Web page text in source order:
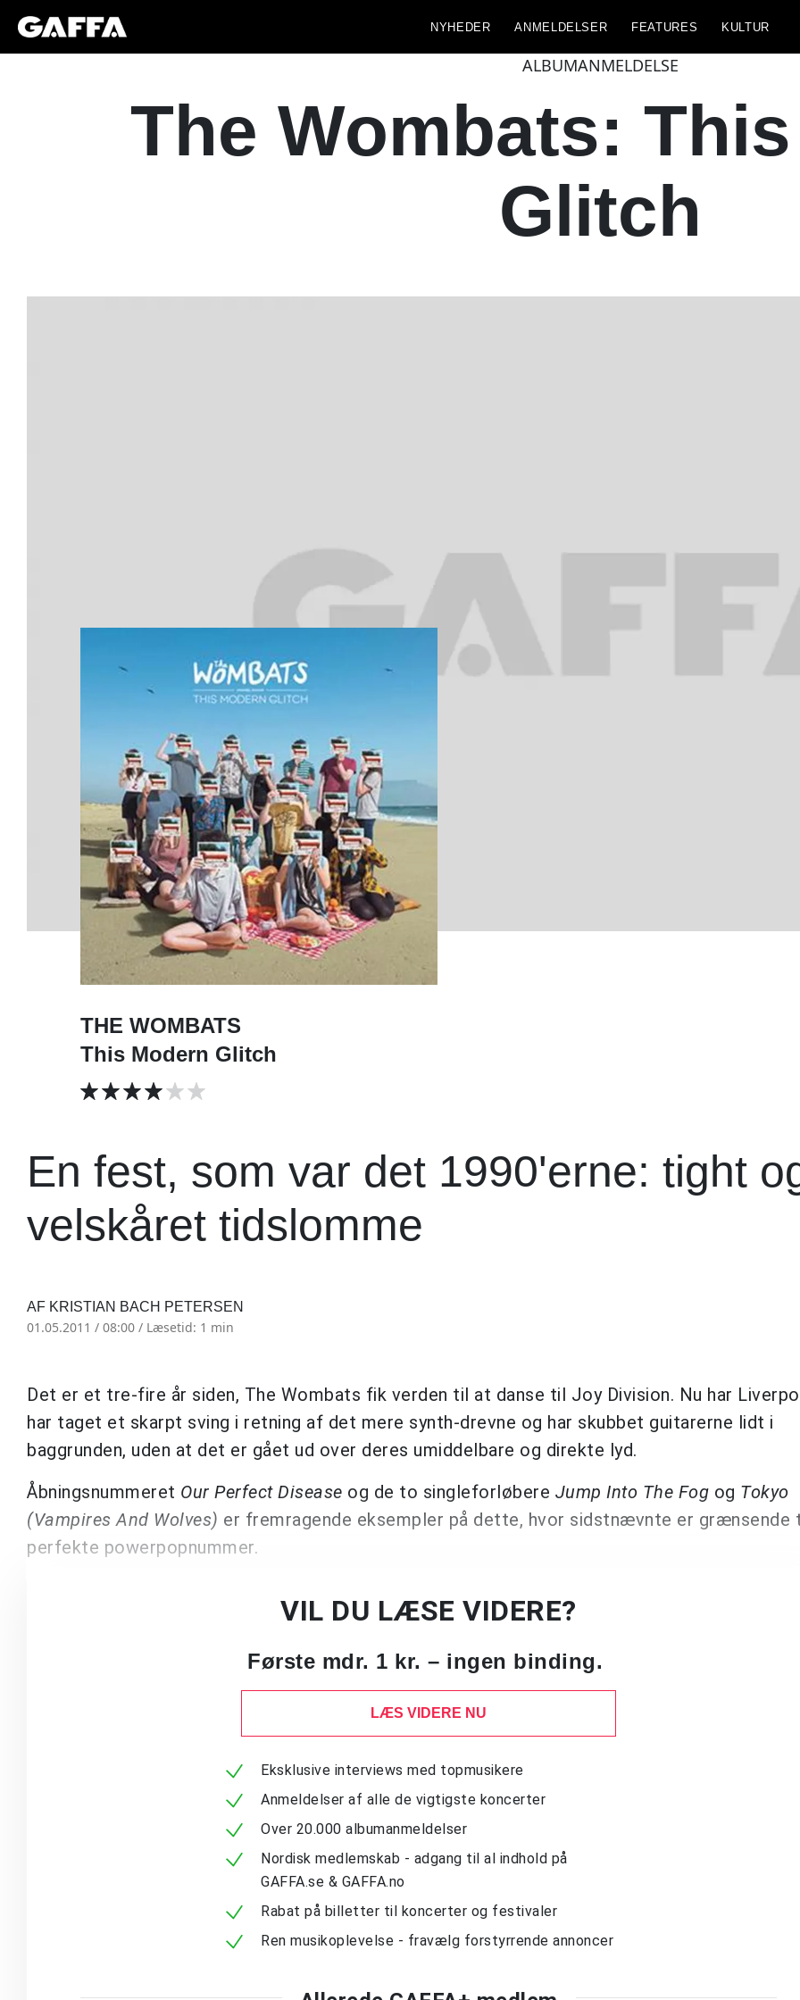
NYHEDER ANMELDELSER FEATURES KULTUR
ALBUMANMELDELSE
The Wombats:
Glitch
THE WOMBATS
This Modern Glitch
En fest, som var det 1990'erne: tight
velskåret tidslomme
AF KRISTIAN BACH PETERSEN
01.05.2011 / 08:00 / Læsetid: 1 min
Det er et tre-fire år siden, The Wombats fik verden til at danse til Joy Division. Nu har
har taget et skarpt sving i retning af det mere synth-drevne og har skubbet guitarerne lidt i
baggrunden, uden at det er gået ud over deres umiddelbare og direkte lyd.
Åbningsnummeret Our Perfect Disease og de to singleforløbere Jump Into The Fog og Tokyo
(Vampires And Wolves) er fremragende eksempler på dette, hvor sidstnævnte er grænsende
perfekte powerpopnummer.
VIL DU LÆSE VIDERE?
Første mdr. 1 kr. – ingen binding.
LÆS VIDERE NU
Eksklusive interviews med topmusikere
Anmeldelser af alle de vigtigste koncerter
Over 20.000 albumanmeldelser
Nordisk medlemskab - adgang til al indhold på
GAFFA.se & GAFFA.no
Rabat på billetter til koncerter og festivaler
Ren musikoplevelse - fravælg forstyrrende annoncer